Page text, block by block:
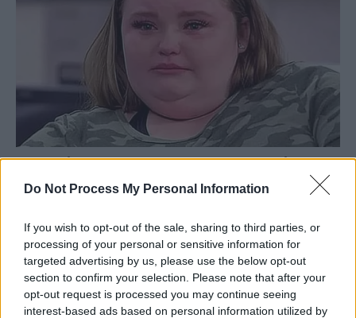
Do Not Process My Personal Information
If you wish to opt-out of the sale, sharing to third parties, or
processing of your personal or sensitive information for
targeted advertising by us, please use the below opt-out
section to confirm your selection. Please note that after your
opt-out request is processed you may continue seeing
interest-based ads based on personal information utilized by